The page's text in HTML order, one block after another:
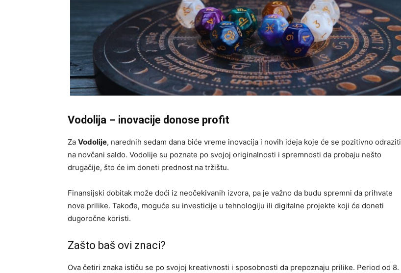
Vodolija – inovacije donose profit
Za Vodolije, narednih sedam dana biće vreme inovacija i novih ideja koje će se pozitivno odraziti
na novčani saldo. Vodolije su poznate po svojoj originalnosti i spremnosti da probaju nešto
drugačije, što će im doneti prednost na tržištu.
Finansijski dobitak može doći iz neočekivanih izvora, pa je važno da budu spremni da prihvate
nove prilike. Takođe, moguće su investicije u tehnologiju ili digitalne projekte koji će doneti
dugoročne koristi.
Zašto baš ovi znaci?
Ova četiri znaka ističu se po svojoj kreativnosti i sposobnosti da prepoznaju prilike. Period od 8.